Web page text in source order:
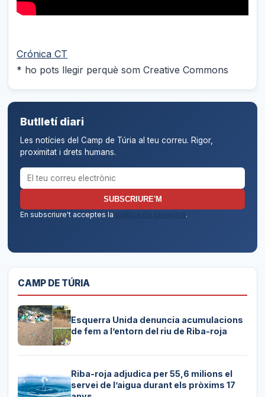
Crónica CT
* ho pots llegir perquè som Creative Commons
Butlletí diari
Les notícies del Camp de Túria al teu correu. Rigor,
proximitat i drets humans.
Correu electrònic per al butlletí
SUBSCRIURE'M
En subscriure't acceptes la
política de privacitat.
CAMP DE TÚRIA
Esquerra Unida denuncia acumulacions
de fem a l’entorn del riu de Riba-roja
Riba-roja adjudica per 55,6 milions el
servei de l’aigua durant els pròxims 17